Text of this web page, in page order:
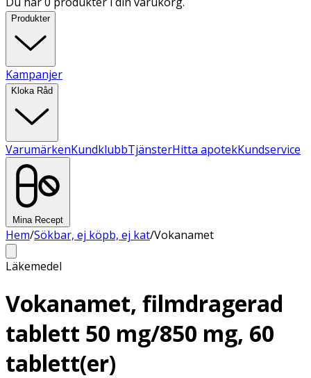
Produkter
Kampanjer
Kloka Råd
VarumärkenKundklubbTjänsterHitta apotekKundservice
Mina Recept
Hem/Sökbar, ej köpb, ej kat/Vokanamet
Läkemedel
Vokanamet, filmdragerad
tablett 50 mg/850 mg, 60
tablett(er)